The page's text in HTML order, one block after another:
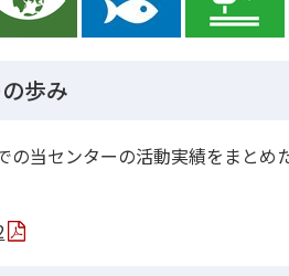
歩み
の当センターの活動実績をまと